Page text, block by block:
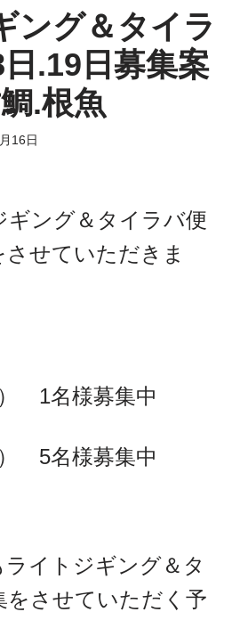
ング＆タイラ
.19日募集案
.根魚
16日
ギング＆タイラバ便
せていただきま
） 1名様募集中
） 5名様募集中
イトジギング＆タ
をさせていただく予